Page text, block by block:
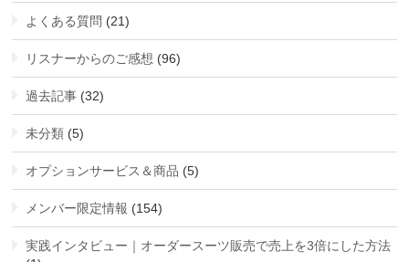
よくある質問 (21)
リスナーからのご感想 (96)
過去記事 (32)
未分類 (5)
オプションサービス＆商品 (5)
メンバー限定情報 (154)
実践インタビュー｜オーダースーツ販売で売上を3倍にした方法